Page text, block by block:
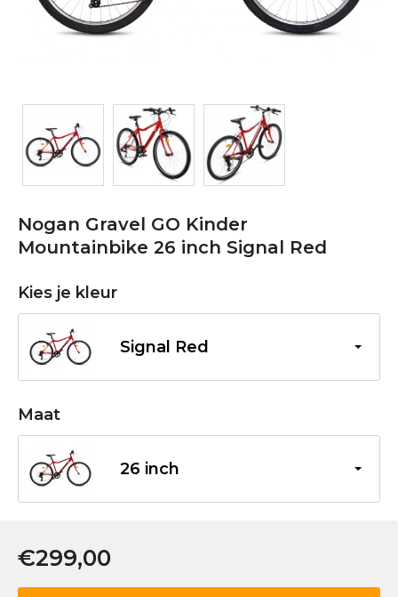
Nogan Gravel GO Kinder
Mountainbike 26 inch Signal Red
Kies je kleur
Signal Red
Maat
26 inch
€299,00